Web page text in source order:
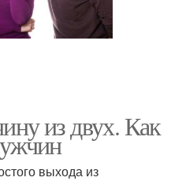
из двух. Как
выхода из